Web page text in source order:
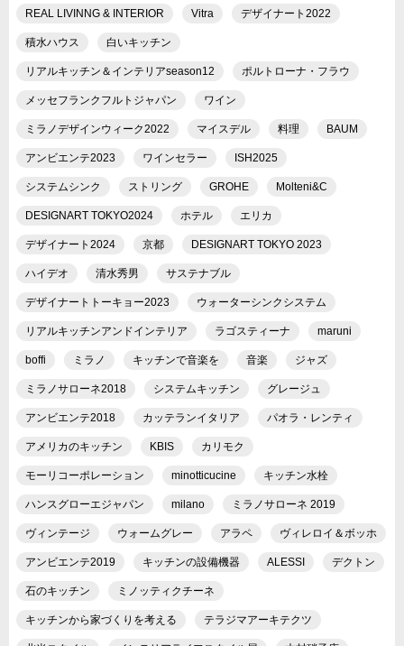
REAL LIVINNG & INTERIOR Vitra デザイナート2022
積水ハウス 白いキッチン
リアルキッチン＆インテリアseason12 ポルトローナ・フラウ
メッセフランクフルトジャパン ワイン
ミラノデザインウィーク2022 マイスデル 料理 BAUM
アンビエンテ2023 ワインセラー ISH2025
システムシンク ストリング GROHE Molteni&C
DESIGNART TOKYO2024 ホテル エリカ
デザイナート2024 京都 DESIGNART TOKYO 2023
ハイデオ 清水秀男 サステナブル
デザイナートトーキョー2023 ウォーターシンクシステム
リアルキッチンアンドインテリア ラゴスティーナ maruni
boffi ミラノ キッチンで音楽を 音楽 ジャズ
ミラノサローネ2018 システムキッチン グレージュ
アンビエンテ2018 カッテランイタリア パオラ・レンティ
アメリカのキッチン KBIS カリモク
モーリコーポレーション minotticucine キッチン水栓
ハンスグローエジャパン milano ミラノサローネ 2019
ヴィンテージ ウォームグレー アラペ ヴィレロイ＆ボッホ
アンビエンテ2019 キッチンの設備機器 ALESSI デクトン
石のキッチン ミノッティクチーネ
キッチンから家づくりを考える テラジマアーキテクツ